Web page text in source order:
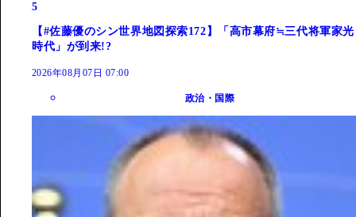
5
【#佐藤優のシン世界地図探索172】「高市幕府≒三代将軍家光
時代」が到来!?
2026年08月07日 07:00
政治・国際